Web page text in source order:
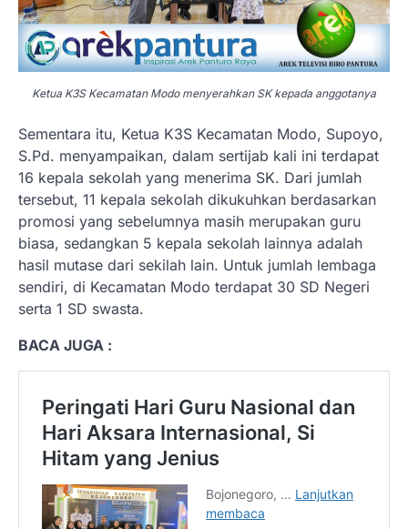
Ketua K3S Kecamatan Modo menyerahkan SK kepada anggotanya
Sementara itu, Ketua K3S Kecamatan Modo, Supoyo,
S.Pd. menyampaikan, dalam sertijab kali ini terdapat
16 kepala sekolah yang menerima SK. Dari jumlah
tersebut, 11 kepala sekolah dikukuhkan berdasarkan
promosi yang sebelumnya masih merupakan guru
biasa, sedangkan 5 kepala sekolah lainnya adalah
hasil mutase dari sekilah lain. Untuk jumlah lembaga
sendiri, di Kecamatan Modo terdapat 30 SD Negeri
serta 1 SD swasta.
BACA JUGA :